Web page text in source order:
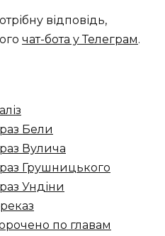
відповідь,
чат-бота у Телеграм.
Бели
Вулича
Грушницького
Ундіни
по главам